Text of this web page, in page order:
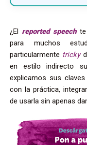
¿El reported speechte
para muchos
particularmente tricky
en estilo indirecto
explicamos sus
con la práctica,
de usarla sin apenas